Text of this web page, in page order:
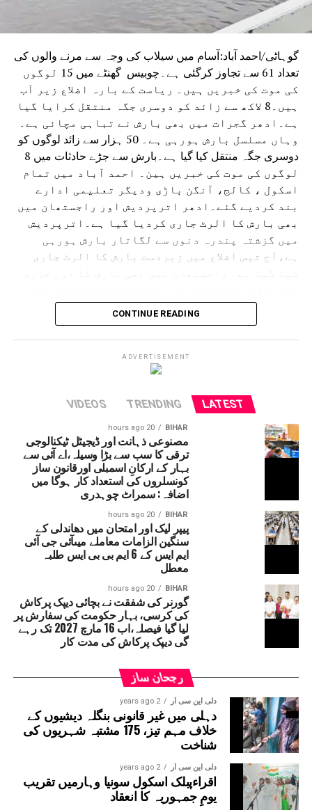
گوہاٹی/احمد آباد:آسام میں سیلاب کی وجہ سے مرنے والوں کی
تعداد 61 سے تجاوز کرگئی ہے۔چوبیس گھنٹے میں 15 لوگوں
کی موت کی خبریں ہیں۔ ریاست کے بارہ اضلاع زیر آب
ہیں۔8 لاکھ سے زائد کو دوسری جگہ منتقل کرایا گیا
ہے۔ادھر گجرات میں بھی بارش نے تباہی مچائی ہے۔
وہاں مسلسل بارش ہورہی ہے۔ 50 ہزار سے زائد لوگوں کو
دوسری جگہ منتقل کیا گیا ہے۔بارش سے جڑے حادثات میں 8
لوگوں کی موت کی خبریں ہین۔ احمد آباد میں تمام
اسکول ، کالج، آنگن باڑی ودیگر تعلیمی ادارے
بند کردیے گئے۔ادھر اترپردیش اور راجستھان میں
بھی بارش کا الرٹ جاری کردیا گیا ہے۔اترپردیش
میں گزشتہ پندرہ دنوں سے لگاتار بارش ہورہی
ہے،آج تیس اضلاع میں زبردست بارش کا الرٹ جاری
لئے الرٹ جاری کردیا ہے۔ حالانکہ جموں وکشمیر
میں لینڈ سلائڈنگ کی وجہ سے آمدورفت ٹھپ تھی لیکن
اب چھ دنوں کے بعد آمدورفت جاری ہوئی ہے۔
امرناتھ یاترا بھی شروع کردی گئی ہے۔
CONTINUE READING
ADVERTISEMENT
LATEST
TRENDING
VIDEOS
BIHAR
20 hours ago
مصنوعی ذہانت اور ڈیجیٹل ٹیکنالوجی
ترقی کا سب سے بڑا وسیلہ،اے آئی سے
بہار کے ارکانِ اسمبلی اورقانون ساز
کونسلروں کی استعداد کار ہوگا میں
اضافہ: سمراٹ چوہدری
BIHAR
20 hours ago
پیپر لیک اور امتحان میں دھاندلی کے
سنگین الزامات معاملے میںآئی جی آئی
ایم ایس کے 6 ایم بی بی ایس طلبہ
معطل
BIHAR
20 hours ago
گورنر کی شفقت نے بچائی دیپک پرکاش
کی کرسی، بہار حکومت کی سفارش پر
لیا گیا فیصلہ،اب 16 مارچ 2027 تک رہے
گی دیپک پرکاش کی مدت کار
رجحان ساز
دلی این سی آر 2 years ago
دہلی میں غیر قانونی بنگلہ دیشیوں کے
خلاف مہم تیز، 175 مشتبہ شہریوں کی
شناخت
دلی این سی آر 2 years ago
اقراءپبلک اسکول سونیا وہارمیں تقریب
یومِ جمہوریہ کا انعقاد